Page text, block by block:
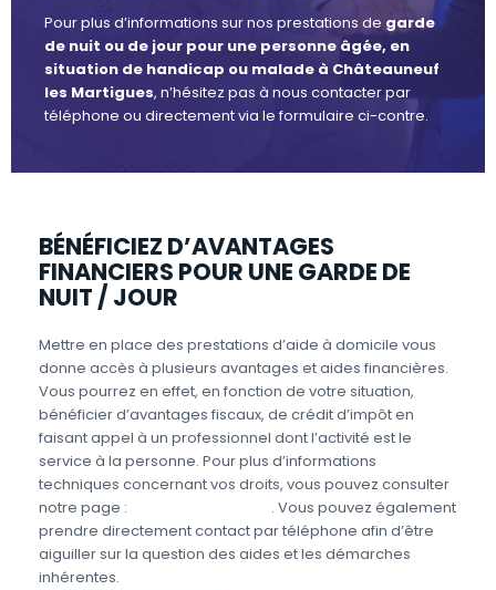
Pour plus d’informations sur nos prestations de garde
de nuit ou de jour pour une personne âgée, en
situation de handicap ou malade à Châteauneuf
les Martigues, n’hésitez pas à nous contacter par
téléphone ou directement via le formulaire ci-contre.
BÉNÉFICIEZ D’AVANTAGES
FINANCIERS POUR UNE GARDE DE
NUIT / JOUR
Mettre en place des prestations d’aide à domicile vous
donne accès à plusieurs avantages et aides financières.
Vous pourrez en effet, en fonction de votre situation,
bénéficier d’avantages fiscaux, de crédit d’impôt en
faisant appel à un professionnel dont l’activité est le
service à la personne. Pour plus d’informations
techniques concernant vos droits, vous pouvez consulter
notre page :
. Vous pouvez également
prendre directement contact par téléphone afin d’être
aiguiller sur la question des aides et les démarches
inhérentes.